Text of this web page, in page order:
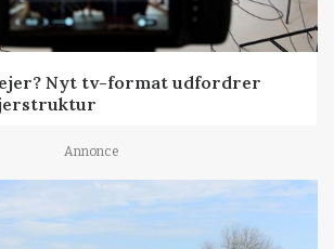
Nyt tv-format udfordrer
Annonce